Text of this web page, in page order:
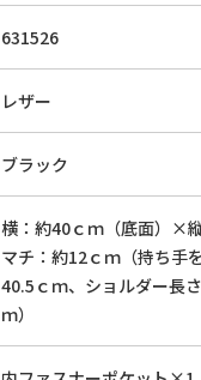
631526
レザー
ブラック
横：約40ｃｍ（底面）×
マチ：約12ｃｍ（持ち手
40.5ｃｍ、ショルダー長
ｍ）